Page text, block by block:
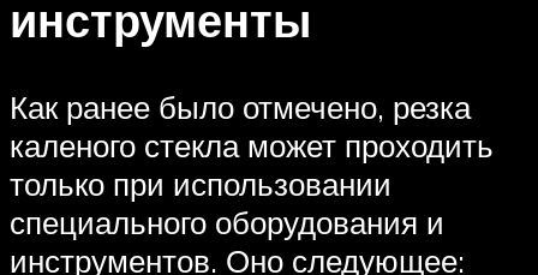
инструменты
Как ранее было отмечено, резка
каленого стекла может проходить
только при использовании
специального оборудования и
инструментов. Оно следующее: